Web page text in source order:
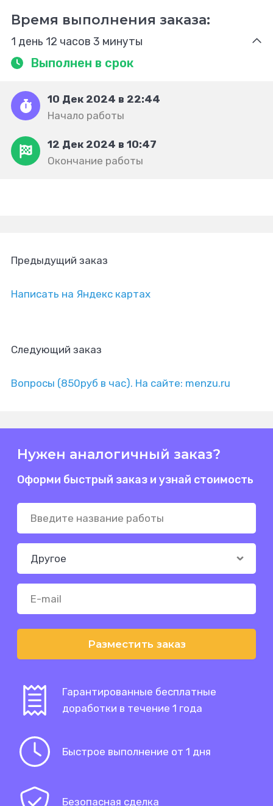
Время выполнения заказа:
1 день 12 часов 3 минуты
Выполнен в срок
10 Дек 2024 в 22:44
Начало работы
12 Дек 2024 в 10:47
Окончание работы
Предыдущий заказ
Написать на Яндекс картах
Следующий заказ
Вопросы (850руб в час). На сайте: menzu.ru
Нужен аналогичный заказ?
Оформи быстрый заказ и узнай стоимость
Разместить заказ
Гарантированные бесплатные
доработки в течение 1 года
Быстрое выполнение от 1 дня
Безопасная сделка